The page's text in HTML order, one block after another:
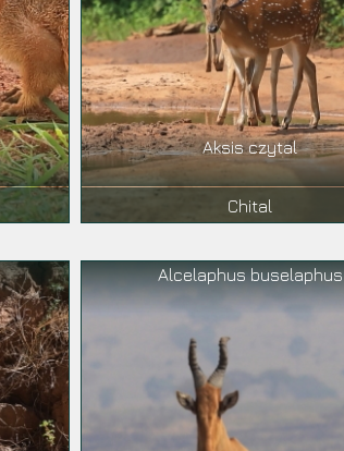
Aksis czytal
Chital
Alcelaphus buselaphus